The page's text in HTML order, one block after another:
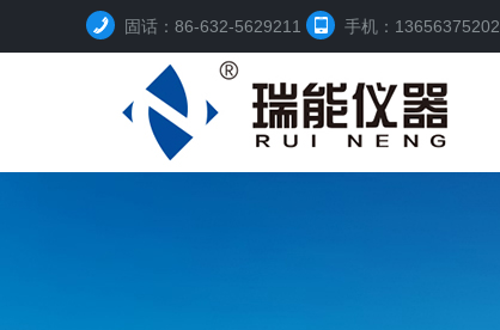
固话：86-632-5629211 手机：13656375202